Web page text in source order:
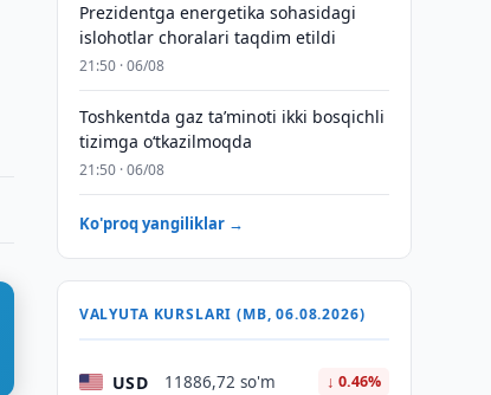
Prezidentga energetika sohasidagi
islohotlar choralari taqdim etildi
21:50 · 06/08
Toshkentda gaz taʼminoti ikki bosqichli
tizimga o‘tkazilmoqda
21:50 · 06/08
Ko'proq yangiliklar →
VALYUTA KURSLARI (MB, 06.08.2026)
USD 11886,72 so'm ↓ 0.46%